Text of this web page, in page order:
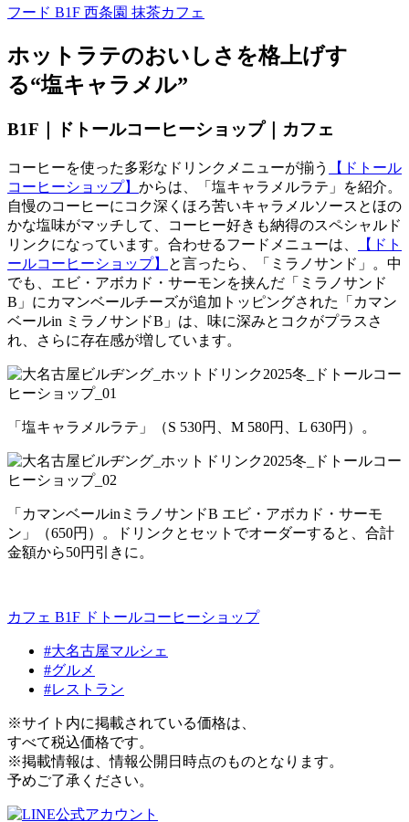
フード B1F 西条園 抹茶カフェ
ホットラテのおいしさを格上げす
る“塩キャラメル”
B1F｜ドトールコーヒーショップ｜カフェ
コーヒーを使った多彩なドリンクメニューが揃う
【ドトール
コーヒーショップ】 からは、「塩キャラメルラテ」を紹介。
自慢のコーヒーにコク深くほろ苦いキャラメルソースとほの
かな塩味がマッチして、コーヒー好きも納得のスペシャルド
リンクになっています。合わせるフードメニューは、
【ドト
ールコーヒーショップ】
と言ったら、「ミラノサンド」。中
でも、エビ・アボカド・サーモンを挟んだ「ミラノサンド
B」にカマンベールチーズが追加トッピングされた「カマン
ベールin ミラノサンドB」は、味に深みとコクがプラスさ
れ、さらに存在感が増しています。
「塩キャラメルラテ」（S 530円、M 580円、L 630円）。
「カマンベールinミラノサンドB エビ・アボカド・サーモ
ン」（650円）。ドリンクとセットでオーダーすると、合計
金額から50円引きに。
カフェ B1F ドトールコーヒーショップ
#大名古屋マルシェ
#グルメ
#レストラン
※サイト内に掲載されている価格は、
すべて税込価格です。
※掲載情報は、情報公開日時点のものとなります。
予めご了承ください。